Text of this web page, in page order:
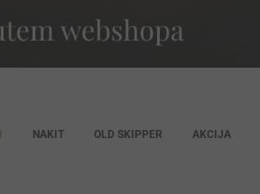
NAKIT OLD SKIPPER AKCIJA